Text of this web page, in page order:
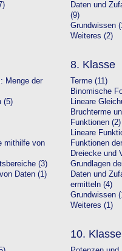
Daten und
(9)
Grundwissen
Weiteres (2)
Menge der
(5)
mithilfe von
(3)
Daten (1)
8. Klasse
Terme (11)
Binomische
Lineare
Bruchterme
Funktionen (2)
Lineare
Funktionen
Dreiecke und
Grundlagen
Daten und
ermitteln (4)
Grundwissen
Weiteres (1)
10. Klasse